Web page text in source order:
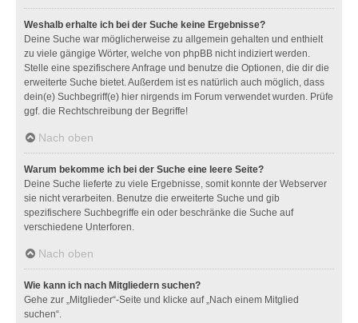
Weshalb erhalte ich bei der Suche keine Ergebnisse?
Deine Suche war möglicherweise zu allgemein gehalten und enthielt
zu viele gängige Wörter, welche von phpBB nicht indiziert werden.
Stelle eine spezifischere Anfrage und benutze die Optionen, die dir die
erweiterte Suche bietet. Außerdem ist es natürlich auch möglich, dass
dein(e) Suchbegriff(e) hier nirgends im Forum verwendet wurden. Prüfe
ggf. die Rechtschreibung der Begriffe!
Nach oben
Warum bekomme ich bei der Suche eine leere Seite?
Deine Suche lieferte zu viele Ergebnisse, somit konnte der Webserver
sie nicht verarbeiten. Benutze die erweiterte Suche und gib
spezifischere Suchbegriffe ein oder beschränke die Suche auf
verschiedene Unterforen.
Nach oben
Wie kann ich nach Mitgliedern suchen?
Gehe zur „Mitglieder“-Seite und klicke auf „Nach einem Mitglied
suchen“.